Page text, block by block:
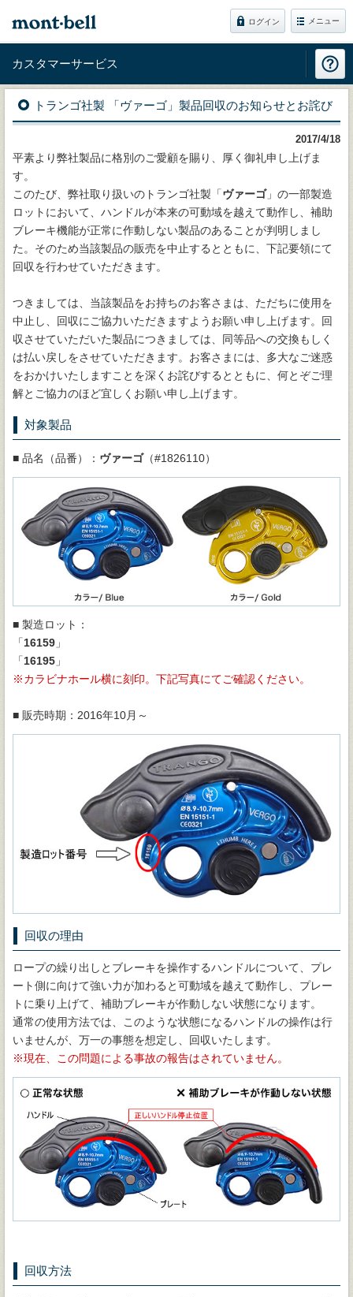
ログイン メニュー
カスタマーサービス
トランゴ社製 「ヴァーゴ」製品回収のお知らせとお詫び
2017/4/18
平素より弊社製品に格別のご愛顧を賜り、厚く御礼申し上げま
す。
このたび、弊社取り扱いのトランゴ社製「ヴァーゴ」の一部製造
ロットにおいて、ハンドルが本来の可動域を越えて動作し、補助
ブレーキ機能が正常に作動しない製品のあることが判明しまし
た。そのため当該製品の販売を中止するとともに、下記要領にて
回収を行わせていただきます。
つきましては、当該製品をお持ちのお客さまは、ただちに使用を
中止し、回収にご協力いただきますようお願い申し上げます。回
収させていただいた製品につきましては、同等品への交換もしく
は払い戻しをさせていただきます。お客さまには、多大なご迷惑
をおかけいたしますことを深くお詫びするとともに、何とぞご理
解とご協力のほど宜しくお願い申し上げます。
対象製品
■ 品名（品番）： ヴァーゴ（#1826110）
■ 製造ロット：
「16159 」
「16195 」
カラビナホール横に刻印。下記写真にてご確認ください。
■ 販売時期：2016年10月～
回収の理由
ロープの繰り出しとブレーキを操作するハンドルについて、プレ
ート側に向けて強い力が加わると可動域を越えて動作し、プレー
トに乗り上げて、補助ブレーキが作動しない状態になります。
通常の使用方法では、このような状態になるハンドルの操作は行
いませんが、万一の事態を想定し、回収いたします。
現在、この問題による事故の報告はされていません。
回収方法